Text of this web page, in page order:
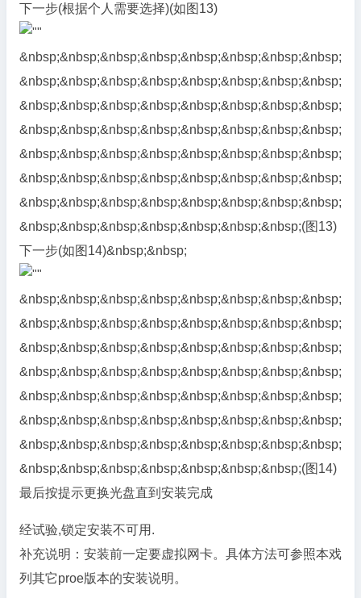
下一步(根据个人需要选择)(如图13)
&nbsp;&nbsp;&nbsp;&nbsp;&nbsp;&nbsp;&nbsp;&nbsp;
&nbsp;&nbsp;&nbsp;&nbsp;&nbsp;&nbsp;&nbsp;&nbsp;
&nbsp;&nbsp;&nbsp;&nbsp;&nbsp;&nbsp;&nbsp;&nbsp;
&nbsp;&nbsp;&nbsp;&nbsp;&nbsp;&nbsp;&nbsp;&nbsp;
&nbsp;&nbsp;&nbsp;&nbsp;&nbsp;&nbsp;&nbsp;&nbsp;
&nbsp;&nbsp;&nbsp;&nbsp;&nbsp;&nbsp;&nbsp;&nbsp;
&nbsp;&nbsp;&nbsp;&nbsp;&nbsp;&nbsp;&nbsp;&nbsp;
&nbsp;&nbsp;&nbsp;&nbsp;&nbsp;&nbsp;&nbsp;(图13)
下一步(如图14)&nbsp;&nbsp;
&nbsp;&nbsp;&nbsp;&nbsp;&nbsp;&nbsp;&nbsp;&nbsp;
&nbsp;&nbsp;&nbsp;&nbsp;&nbsp;&nbsp;&nbsp;&nbsp;
&nbsp;&nbsp;&nbsp;&nbsp;&nbsp;&nbsp;&nbsp;&nbsp;
&nbsp;&nbsp;&nbsp;&nbsp;&nbsp;&nbsp;&nbsp;&nbsp;
&nbsp;&nbsp;&nbsp;&nbsp;&nbsp;&nbsp;&nbsp;&nbsp;
&nbsp;&nbsp;&nbsp;&nbsp;&nbsp;&nbsp;&nbsp;&nbsp;
&nbsp;&nbsp;&nbsp;&nbsp;&nbsp;&nbsp;&nbsp;&nbsp;
&nbsp;&nbsp;&nbsp;&nbsp;&nbsp;&nbsp;&nbsp;(图14)
最后按提示更换光盘直到安装完成
经试验,锁定安装不可用.
补充说明：安装前一定要虚拟网卡。具体方法可参照本戏
列其它proe版本的安装说明。